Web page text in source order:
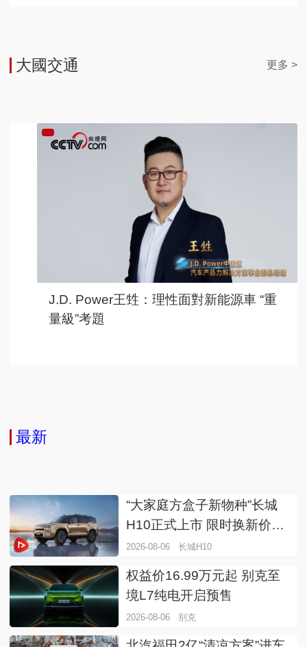
大國交通 更多 >
J.D. Power王甡：理性面對新能源車 “重
量級”考題
最新
“大家庭方盒子新物种”长城
H10正式上市 限时换新价
20.18万元起
2026-08-06 长城H10
权益价16.99万元起 别克至
境L7纯电开启预售
2026-08-06 别克